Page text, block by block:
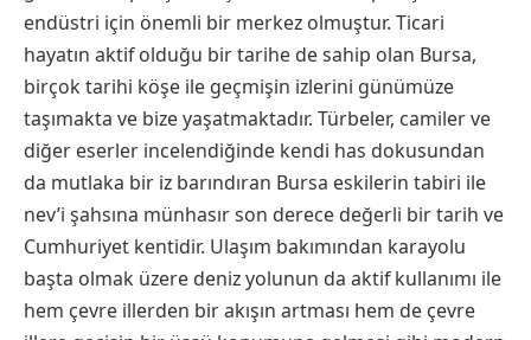
endüstri için önemli bir merkez olmuştur. Ticari
hayatın aktif olduğu bir tarihe de sahip olan Bursa,
birçok tarihi köşe ile geçmişin izlerini günümüze
taşımakta ve bize yaşatmaktadır. Türbeler, camiler ve
diğer eserler incelendiğinde kendi has dokusundan
da mutlaka bir iz barındıran Bursa eskilerin tabiri ile
nev’i şahsına münhasır son derece değerli bir tarih ve
Cumhuriyet kentidir. Ulaşım bakımından karayolu
başta olmak üzere deniz yolunun da aktif kullanımı ile
hem çevre illerden bir akışın artması hem de çevre